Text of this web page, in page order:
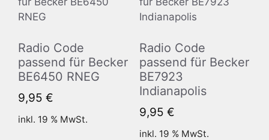
Radio Code
passend für Becker
BE6450 RNEG
9,95 €
inkl. 19 % MwSt.
Radio Code
passend für Becker
BE7923
Indianapolis
9,95 €
inkl. 19 % MwSt.